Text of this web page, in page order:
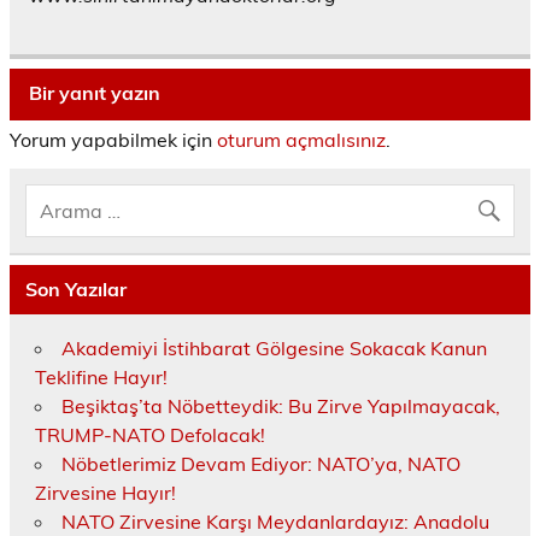
Bir yanıt yazın
Yorum yapabilmek için oturum açmalısınız
Son Yazılar
Akademiyi İstihbarat Gölgesine Sokacak Kanun
Teklifine Hayır!
Beşiktaş’ta Nöbetteydik: Bu Zirve Yapılmayacak,
TRUMP-NATO Defolacak!
Nöbetlerimiz Devam Ediyor: NATO’ya, NATO
Zirvesine Hayır!
NATO Zirvesine Karşı Meydanlardayız: Anadolu